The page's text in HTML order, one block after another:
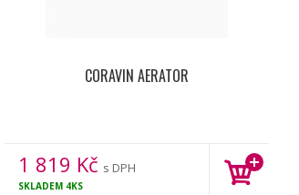
CORAVIN AERATOR
1 819 Kč s DPH
SKLADEM 4KS